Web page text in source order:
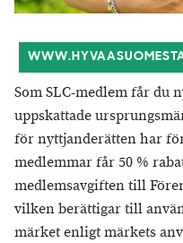
Som SLC-medlem får du
uppskattade
för nyttjanderätten har
medlemmar får 50 %
medlemsavgiften till
vilken berättigar till
märket enligt märkets